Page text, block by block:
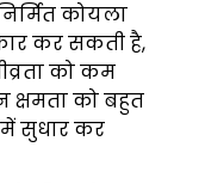
कोयला
कर सकती है,
को कम
को बहुत
सुधार कर